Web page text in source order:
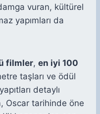
vuran, kültürel
yapımları da
filmler, en iyi 100
taşları ve ödül
detaylı
Oscar tarihinde öne